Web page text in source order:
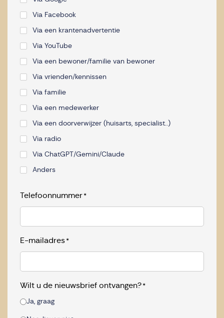
Via Facebook
Via een krantenadvertentie
Via YouTube
Via een bewoner/familie van bewoner
Via vrienden/kennissen
Via familie
Via een medewerker
Via een doorverwijzer (huisarts, specialist..)
Via radio
Via ChatGPT/Gemini/Claude
Anders
Telefoonnummer *
E-mailadres *
Wilt u de nieuwsbrief ontvangen? *
Ja, graag